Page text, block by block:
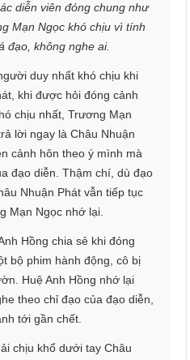
diễn viên đóng chung như
Mạn Ngọc khó chịu vì tính
đạo, không nghe ai.
duy nhất khó chịu khi
khi được hỏi đóng cảnh
chịu nhất, Trương Mạn
lời ngay là Châu Nhuận
cảnh hôn theo ý mình mà
đạo diễn. Thậm chí, dù đạo
Nhuận Phát vẫn tiếp tục
Mạn Ngọc nhớ lại.
Hồng chia sẻ khi đóng
bộ phim hành động, cô bị
Huệ Anh Hồng nhớ lại
theo chỉ đạo của đạo diễn,
tới gần chết.
chịu khổ dưới tay Châu